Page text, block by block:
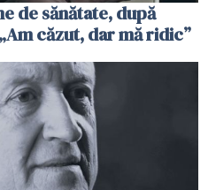
de sănătate, după
căzut, dar mă ridic”